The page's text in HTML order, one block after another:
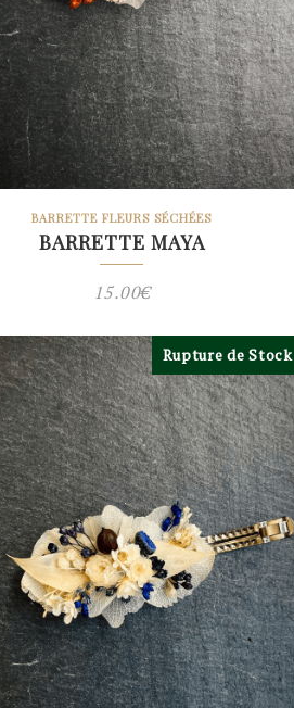
BARRETTE FLEURS SÉCHÉES
BARRETTE MAYA
15.00€
Rupture de Stock